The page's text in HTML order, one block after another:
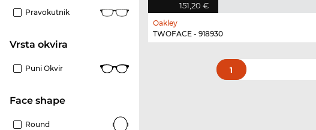
Pravokutnik
Vrsta okvira
Puni Okvir
Face shape
Round
151,20 €
Oakley
TWOFACE - 918930
1